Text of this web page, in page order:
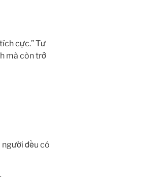
cực.” Tư
mà còn trở
người đều có